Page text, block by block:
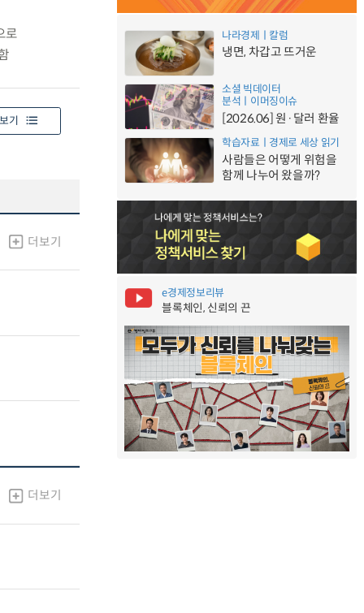
로
기
더보기
더보기
나라경제ㅣ칼럼
냉면, 차갑고 뜨거운
소셜 빅데이터
분석ㅣ이머징이슈
[2026.06] 원·달러 환율
학습자료ㅣ경제로 세상 읽기
사람들은 어떻게 위험을
함께 나누어 왔을까?
e경제정보리뷰
블록체인, 신뢰의 끈